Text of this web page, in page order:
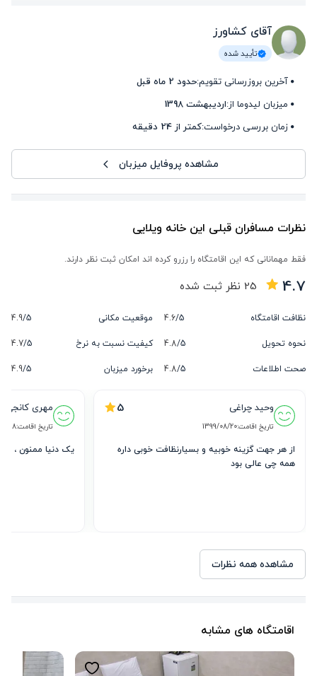
آقای کشاورز
تأیید شده
آخرین بروزرسانی تقویم:حدود 2 ماه قبل
میزبان لیدوما از:اردیبهشت 1398
زمان بررسی درخواست:کمتر از 24 دقیقه
مشاهده پروفایل میزبان
نظرات مسافران قبلی این خانه ویلایی
فقط مهمانانی که این اقامتگاه را رزرو کرده اند امکان ثبت نظر دارند.
4.7
25 نظر ثبت شده
نظافت اقامتگاه 5/
4.6 موقعیت مکانی 5/
4.9
نحوه تحویل
5/
4.8 کیفیت نسبت به نرخ 5/
4.7
صحت اطلاعات
5/
4.8 برخورد میزبان 5/
4.9
وحید چراغی 5
تاریخ اقامت:1399/08/20
همه چی عالی بود
مهری کانجی
تاریخ اقامت:18
یک دنیا ممنون ،
مشاهده همه نظرات
اقامتگاه های مشابه